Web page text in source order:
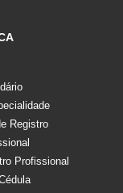
Registro
Profissional